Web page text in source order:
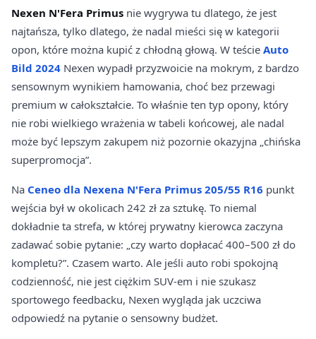
Nexen N'Fera Primus nie wygrywa tu dlatego, że jest
najtańsza, tylko dlatego, że nadal mieści się w kategorii
opon, które można kupić z chłodną głową. W teście Auto
Bild 2024 Nexen wypadł przyzwoicie na mokrym, z bardzo
sensownym wynikiem hamowania, choć bez przewagi
premium w całokształcie. To właśnie ten typ opony, który
nie robi wielkiego wrażenia w tabeli końcowej, ale nadal
może być lepszym zakupem niż pozornie okazyjna „chińska
superpromocja”.
Na Ceneo dla Nexena N'Fera Primus 205/55 R16 punkt
wejścia był w okolicach 242 zł za sztukę. To niemal
dokładnie ta strefa, w której prywatny kierowca zaczyna
zadawać sobie pytanie: „czy warto dopłacać 400–500 zł do
kompletu?”. Czasem warto. Ale jeśli auto robi spokojną
codzienność, nie jest ciężkim SUV-em i nie szukasz
sportowego feedbacku, Nexen wygląda jak uczciwa
odpowiedź na pytanie o sensowny budżet.